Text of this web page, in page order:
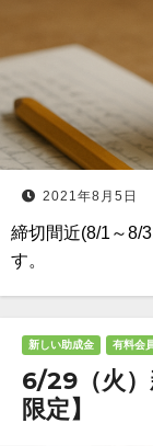
2021年8月5日
締切間近(8/1～8/
す。
新しい助成金 有料会
6/29（火）
限定】